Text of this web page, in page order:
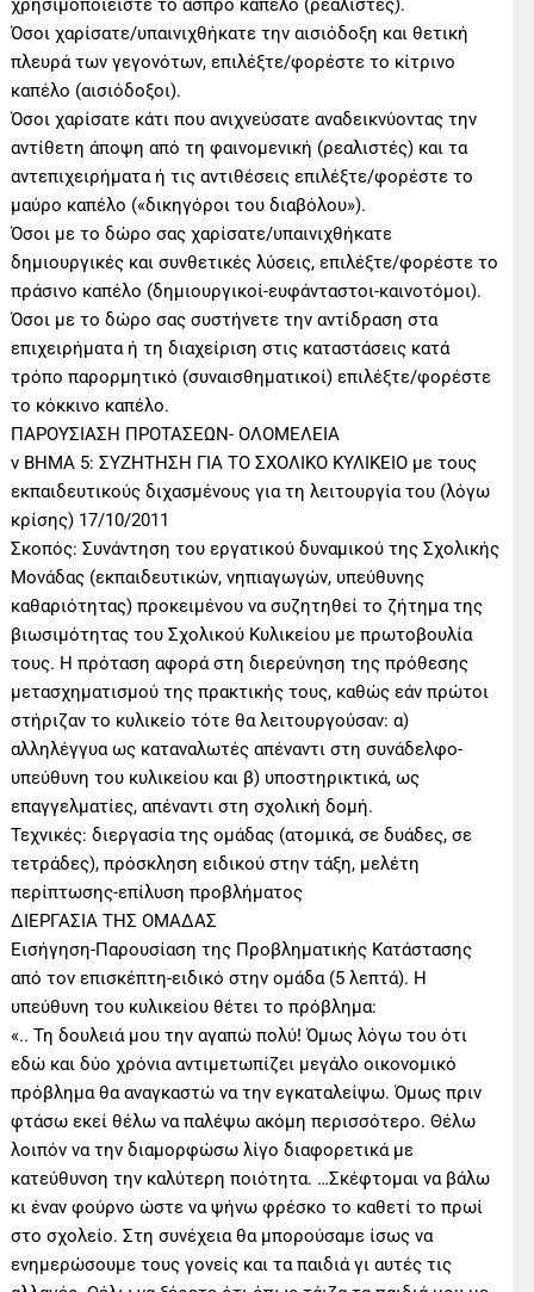
χρησιμοποιείστε το άσπρο καπέλο (ρεαλιστές).
Όσοι χαρίσατε/υπαινιχθήκατε την αισιόδοξη και θετική
πλευρά των γεγονότων, επιλέξτε/φορέστε το κίτρινο
καπέλο (αισιόδοξοι).
Όσοι χαρίσατε κάτι που ανιχνεύσατε αναδεικνύοντας την
αντίθετη άποψη από τη φαινομενική (ρεαλιστές) και τα
αντεπιχειρήματα ή τις αντιθέσεις επιλέξτε/φορέστε το
μαύρο καπέλο («δικηγόροι του διαβόλου»).
Όσοι με το δώρο σας χαρίσατε/υπαινιχθήκατε
δημιουργικές και συνθετικές λύσεις, επιλέξτε/φορέστε το
πράσινο καπέλο (δημιουργικοί-ευφάνταστοι-καινοτόμοι).
Όσοι με το δώρο σας συστήνετε την αντίδραση στα
επιχειρήματα ή τη διαχείριση στις καταστάσεις κατά
τρόπο παρορμητικό (συναισθηματικοί) επιλέξτε/φορέστε
το κόκκινο καπέλο.
ΠΑΡΟΥΣΙΑΣΗ ΠΡΟΤΑΣΕΩΝ- ΟΛΟΜΕΛΕΙΑ
v ΒΗΜΑ 5: ΣΥΖΗΤΗΣΗ ΓΙΑ ΤΟ ΣΧΟΛΙΚΟ ΚΥΛΙΚΕΙΟ με τους
εκπαιδευτικούς διχασμένους για τη λειτουργία του (λόγω
κρίσης) 17/10/2011
Σκοπός: Συνάντηση του εργατικού δυναμικού της Σχολικής
Μονάδας (εκπαιδευτικών, νηπιαγωγών, υπεύθυνης
καθαριότητας) προκειμένου να συζητηθεί το ζήτημα της
βιωσιμότητας του Σχολικού Κυλικείου με πρωτοβουλία
τους. Η πρόταση αφορά στη διερεύνηση της πρόθεσης
μετασχηματισμού της πρακτικής τους, καθώς εάν πρώτοι
στήριζαν το κυλικείο τότε θα λειτουργούσαν: α)
αλληλέγγυα ως καταναλωτές απέναντι στη συνάδελφο-
υπεύθυνη του κυλικείου και β) υποστηρικτικά, ως
επαγγελματίες, απέναντι στη σχολική δομή.
Τεχνικές: διεργασία της ομάδας (ατομικά, σε δυάδες, σε
τετράδες), πρόσκληση ειδικού στην τάξη, μελέτη
περίπτωσης-επίλυση προβλήματος
ΔΙΕΡΓΑΣΙΑ ΤΗΣ ΟΜΑΔΑΣ
Εισήγηση-Παρουσίαση της Προβληματικής Κατάστασης
από τον επισκέπτη-ειδικό στην ομάδα (5 λεπτά). Η
υπεύθυνη του κυλικείου θέτει το πρόβλημα:
«.. Τη δουλειά μου την αγαπώ πολύ! Όμως λόγω του ότι
εδώ και δύο χρόνια αντιμετωπίζει μεγάλο οικονομικό
πρόβλημα θα αναγκαστώ να την εγκαταλείψω. Όμως πριν
φτάσω εκεί θέλω να παλέψω ακόμη περισσότερο. Θέλω
λοιπόν να την διαμορφώσω λίγο διαφορετικά με
κατεύθυνση την καλύτερη ποιότητα. …Σκέφτομαι να βάλω
κι έναν φούρνο ώστε να ψήνω φρέσκο το καθετί το πρωί
στο σχολείο. Στη συνέχεια θα μπορούσαμε ίσως να
ενημερώσουμε τους γονείς και τα παιδιά γι αυτές τις